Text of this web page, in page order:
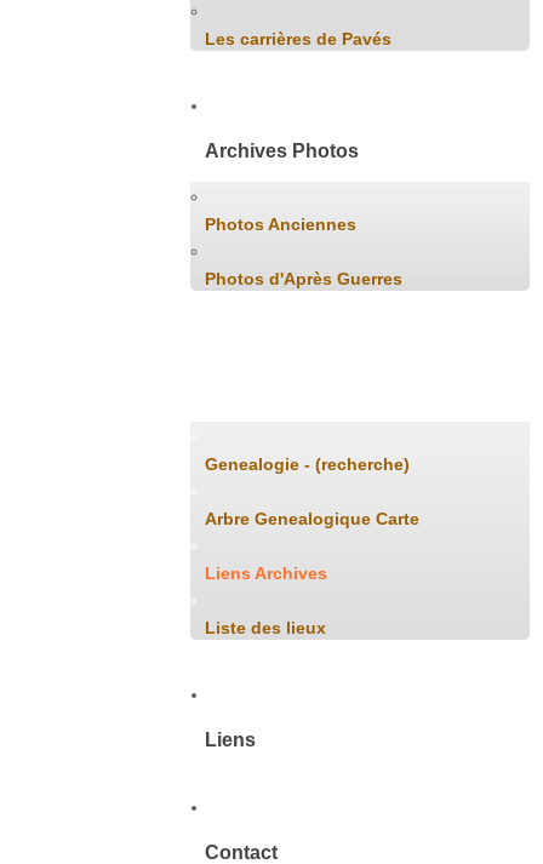
Les carrières de Pavés
Archives Photos
Photos Anciennes
Photos d'Après Guerres
Genealogie - (recherche)
Arbre Genealogique Carte
Liens Archives
Liste des lieux
Liens
Contact